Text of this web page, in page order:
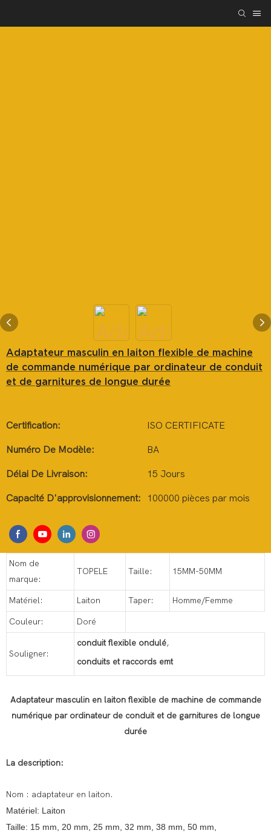
Adaptateur masculin en laiton flexible de machine
de commande numérique par ordinateur de conduit
et de garnitures de longue durée
Certification: ISO CERTIFICATE
Numéro De Modèle: BA
Délai De Livraison: 15 Jours
Capacité D'approvisionnement: 100000 pièces par mois
Nom de
marque:
TOPELE Taille: 15MM-50MM
Matériel: Laiton Taper: Homme/Femme
Couleur: Doré
Souligner:
conduit flexible ondulé,
conduits et raccords emt
Adaptateur masculin en laiton flexible de machine de commande
numérique par ordinateur de conduit et de garnitures de longue
durée
La description:
Nom : adaptateur en laiton.
Matériel: Laiton
Taille: 15 mm, 20 mm, 25 mm, 32 mm, 38 mm, 50 mm,